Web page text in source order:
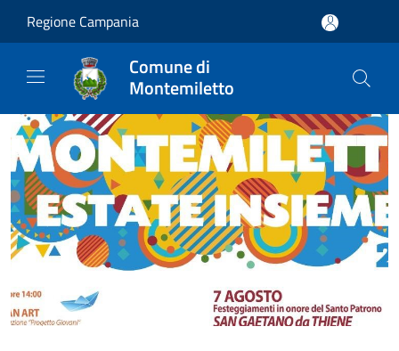
Regione Campania
Comune di
Montemiletto